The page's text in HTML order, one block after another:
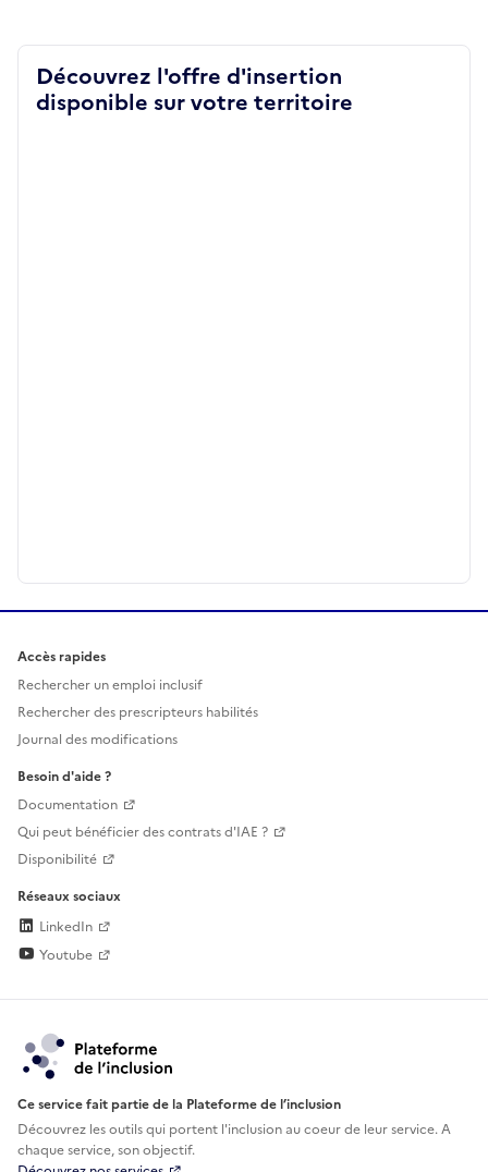
Découvrez l'offre d'insertion
disponible sur votre territoire
Accès rapides
Rechercher un emploi inclusif
Rechercher des prescripteurs habilités
Journal des modifications
Besoin d'aide ?
Documentation
Qui peut bénéficier des contrats d'IAE ?
Disponibilité
Réseaux sociaux
LinkedIn
Youtube
Ce service fait partie de la Plateforme de l’inclusion
Découvrez les outils qui portent l'inclusion aucoeur de leur service. A
chaque service, son objectif.